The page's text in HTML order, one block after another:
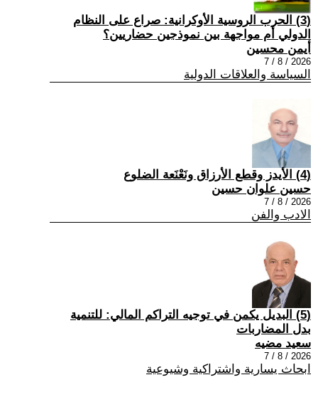
(3) الحرب الروسية الأوكرانية: صراع على النظام
الدولي أم مواجهة بين نموذجين حضاريين؟
أيمن محسين
2026 / 8 / 7
السياسة والعلاقات الدولية
(4) الأيدز وقطع الأرزاق ونَعْنَعة الضلوع
حسين علوان حسين
2026 / 8 / 7
الادب والفن
(5) البديل يكمن في توجيه التراكم المالي: للتنمية
بدل المضاربات
سعيد مضيه
2026 / 8 / 7
ابحاث يسارية واشتراكية وشيوعية